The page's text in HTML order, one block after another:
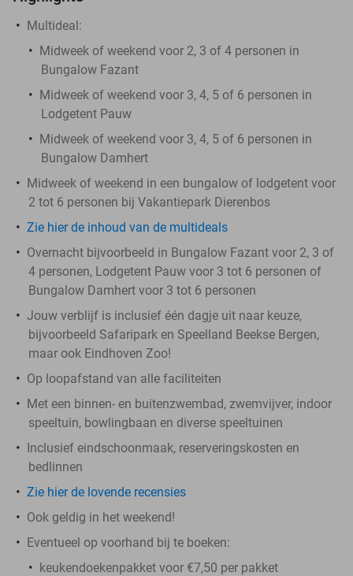
Multideal:
Midweek of weekend voor 2, 3 of 4 personen in
Bungalow Fazant
Midweek of weekend voor 3, 4, 5 of 6 personen in
Lodgetent Pauw
Midweek of weekend voor 3, 4, 5 of 6 personen in
Bungalow Damhert
Midweek of weekend in een bungalow of lodgetent voor
2 tot 6 personen bij Vakantiepark Dierenbos
Zie hier de inhoud van de multideals
Overnacht bijvoorbeeld in Bungalow Fazant voor 2, 3 of
4 personen, Lodgetent Pauw voor 3 tot 6 personen of
Bungalow Damhert voor 3 tot 6 personen
Jouw verblijf is inclusief één dagje uit naar keuze,
bijvoorbeeld Safaripark en Speelland Beekse Bergen,
maar ook Eindhoven Zoo!
Op loopafstand van alle faciliteiten
Met een binnen- en buitenzwembad, zwemvijver, indoor
speeltuin, bowlingbaan en diverse speeltuinen
Inclusief eindschoonmaak, reserveringskosten en
bedlinnen
Zie hier de lovende recensies
Ook geldig in het weekend!
Eventueel op voorhand bij te boeken:
keukendoekenpakket voor €7,50 per pakket